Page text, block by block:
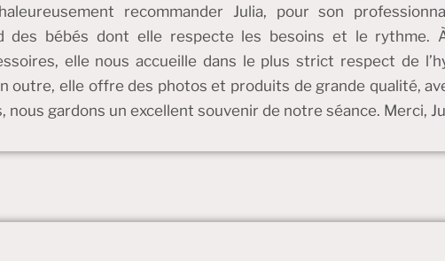
recommander Julia, pour son
des bébés dont elle respecte les besoins et le
elle nous accueille dans le plus strict respect de
outre, elle offre des photos et produits de grande qualité,
nous gardons un excellent souvenir de notre séance. Merci,